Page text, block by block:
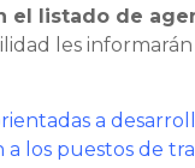
el listado de
les
a
los puestos de